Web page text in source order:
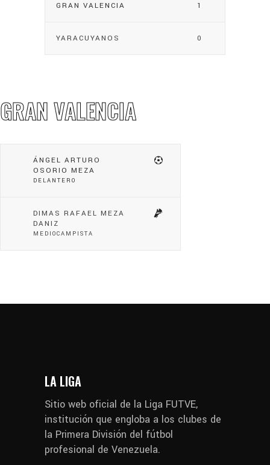
GRAN VALENCIA 1
YARACUYANOS 0
GRAN VALENCIA
ÁNGEL ARTURO
OSORIO MEZA
DELANTERO
DIMAS RAFAEL MEZA
DANIZ
MEDIOCAMPISTA
LA LIGA
Sitio web oficial de la Liga FUTVE,
institución que engloba a los clubes de
la Primera División del fútbol
profesional de Venezuela.